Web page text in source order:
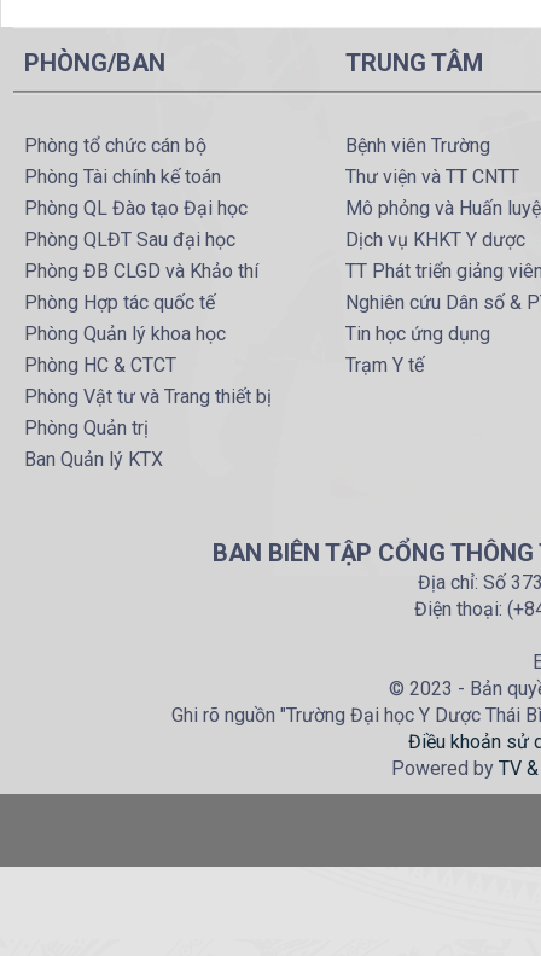
PHÒNG/BAN
Phòng tổ chức cán bộ
Phòng Tài chính kế toán
Phòng QL Đào tạo Đại học
Phòng QLĐT Sau đại học
Phòng ĐB CLGD và Khảo thí
Phòng Hợp tác quốc tế
Phòng Quản lý khoa học
Phòng HC & CTCT
Phòng Vật tư và Trang thiết bị
Phòng Quản trị
Ban Quản lý KTX
TRUNG TÂM
Bệnh viên Trường
Thư viện và TT CNTT
Mô phỏng và Huấn
Dịch vụ KHKT Y dược
TT Phát triển giảng
Nghiên cứu Dân số &
Tin học ứng dụng
Trạm Y tế
BAN BIÊN TẬP CỔNG
Địa chỉ: Số
Điện thoại:
© 2023 - Bản
Ghi rõ nguồn "Trường Đại học Y Dược Thái
Điều khoản sử
Powered by TV